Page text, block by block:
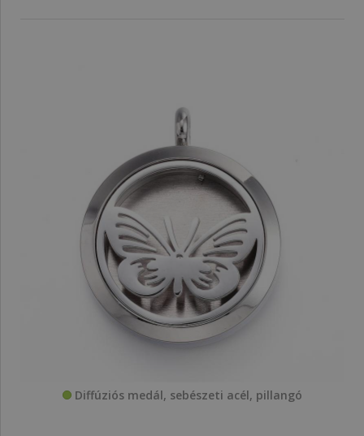
Diffúziós medál, sebészeti acél, pillangó